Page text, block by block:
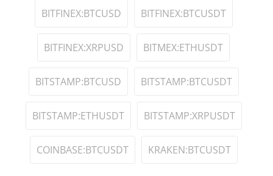
BITFINEX:BTCUSD BITFINEX:BTCUSDT
BITFINEX:XRPUSD BITMEX:ETHUSDT
BITSTAMP:BTCUSD BITSTAMP:BTCUSDT
BITSTAMP:ETHUSDT BITSTAMP:XRPUSDT
COINBASE:BTCUSDT KRAKEN:BTCUSDT